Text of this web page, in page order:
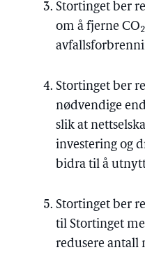
Stortinget ber
om å fjerne CO2
Stortinget ber
nødvendige
slik at
investering og
bidra til å
Stortinget ber
til Stortinget
redusere antall